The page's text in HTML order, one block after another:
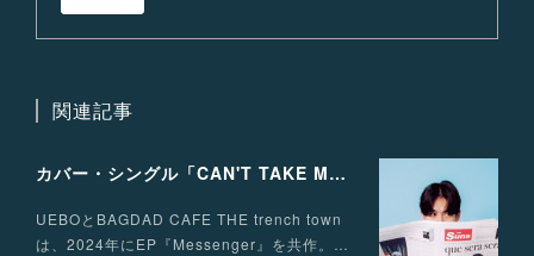
関連記事
カバー・シングル「CAN'T TAKE MY EYES OFF OF YOU」配信リリース！
UEBOとBAGDAD CAFE THE trench town
は、2024年にEP『Messenger』を共作。…